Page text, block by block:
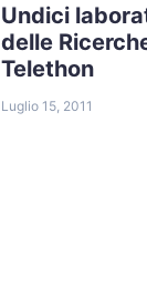
Undici
delle
Telethon
Luglio 15, 2011